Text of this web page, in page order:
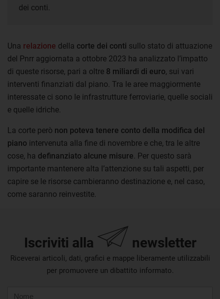
dei conti.
Una relazione della corte dei conti sullo stato di attuazione
del Pnrr aggiornata a ottobre 2023 ha analizzato l’impatto
di queste risorse, pari a oltre 8 miliardi di euro, sui vari
interventi finanziati dal piano. Tra le aree maggiormente
interessate ci sono le infrastrutture ferroviarie, quelle sociali
e quelle idriche.
La corte però non poteva tenere conto della modifica del
piano intervenuta alla fine di novembre e che, tra le altre
cose, ha definanziato alcune misure . Per questo sarà
importante mantenere alta l’attenzione su tali aspetti, per
capire se le risorse cambieranno destinazione e, nel caso,
come saranno reinvestite.
Iscriviti alla newsletter
Riceverai articoli, dati, grafici e mappe liberamente utilizzabili
per promuovere un dibattito informato.